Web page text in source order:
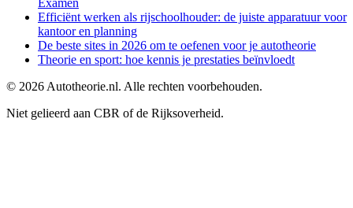
Examen
Efficiënt werken als rijschoolhouder: de juiste apparatuur voor
kantoor en planning
De beste sites in 2026 om te oefenen voor je autotheorie
Theorie en sport: hoe kennis je prestaties beïnvloedt
© 2026 Autotheorie.nl. Alle rechten voorbehouden.
Niet gelieerd aan CBR of de Rijksoverheid.